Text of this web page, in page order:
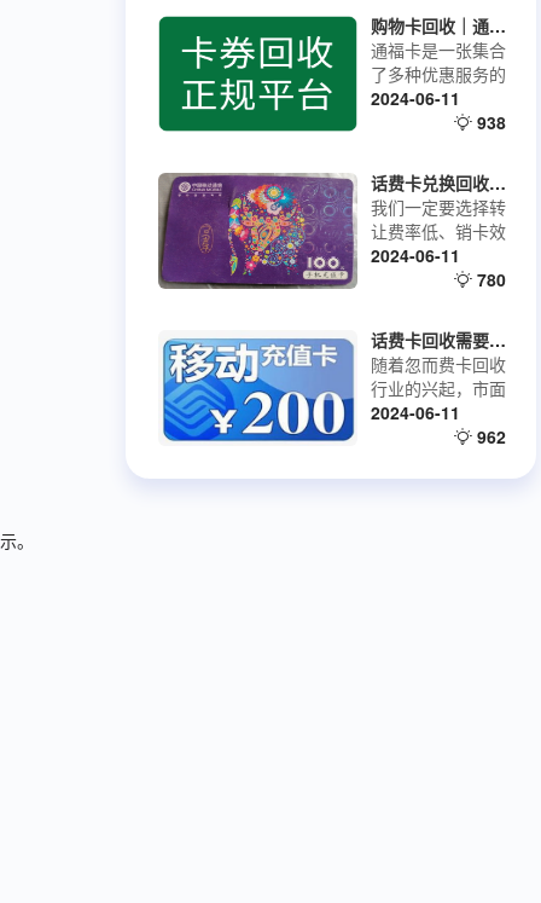
。
如果收到这些卡，
我们又暂时用不
上，是可以把他们
变现换取现金的，
可能很多朋友没有
这么操作过，接下
是购物卡回收变现
的攻略，希望对大
家有帮助。
购物卡回收｜通福卡的回收流程
通福卡是一张集合
了多种优惠服务的
会员卡，涵盖了餐
饮、娱乐、购物等
可以在合作商家处
享受专属折扣、积
分兑换、会员特权
等多项福利。无论
是日常购物还是休
闲娱乐，通福卡都
的实惠。通福卡与
众多知名品牌商家
建立了合作关系，
2024-06-11
938
话费卡兑换回收平台介绍，话费卡转让回收哪家平台费率更低?
我们一定要选择转
让费率低、销卡效
率高，到账速度快
的平台进行回收变
能够高效的回收你
的话费卡，还能将
你的损失降到最
低，最大限度的维
护消费者权益，是
一家良心平台，值
得托付！
2024-06-11
780
话费卡回收需要注意这几点！
随着忽而费卡回收
行业的兴起，市面
上出现的话费卡回
收平台也越来越
乱，我们在回收话
2024-06-11
962